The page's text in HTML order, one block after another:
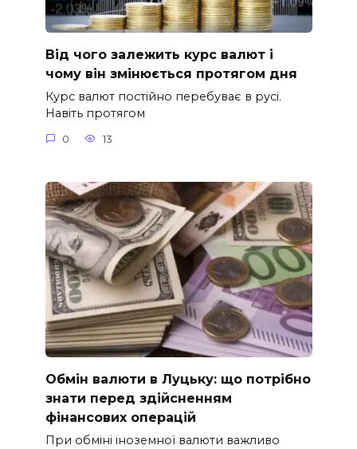
Від чого залежить курс валют і
чому він змінюється протягом дня
Курс валют постійно перебуває в русі.
Навіть протягом
0 13
Обмін валюти в Луцьку: що потрібно
знати перед здійсненням
фінансових операцій
При обміні іноземної валюти важливо